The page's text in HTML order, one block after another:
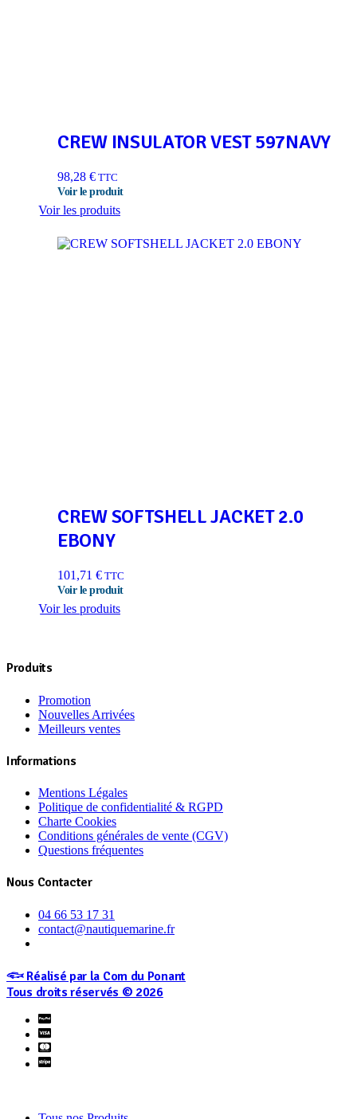
CREW INSULATOR VEST 597NAVY
98,28 € TTC
Voir les produits
CREW SOFTSHELL JACKET 2.0
EBONY
101,71 € TTC
Voir les produits
Produits
Promotion
Nouvelles Arrivées
Meilleurs ventes
Informations
Mentions Légales
Politique de confidentialité & RGPD
Charte Cookies
Conditions générales de vente (CGV)
Questions fréquentes
Nous Contacter
04 66 53 17 31
contact@nautiquemarine.fr
𓆟 Réalisé par la Com du Ponant
Tous droits réservés © 2026